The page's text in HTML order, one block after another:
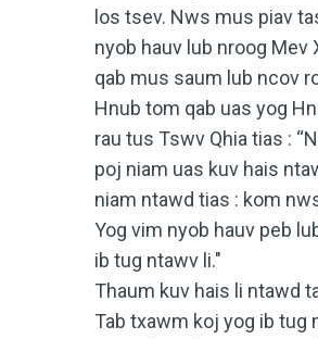
los tsev. Nws mus piav
nyob hauv lub nroog
qab mus saum lub ncov
Hnub tom qab uas yog
rau tus Tswv Qhia tias :
poj niam uas kuv hais
niam ntawd tias : kom
Yog vim nyob hauv peb
ib tug ntawv li."
Thaum kuv hais li ntawd
Tab txawm koj yog ib tug